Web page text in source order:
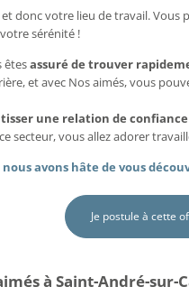
donc votre lieu de travail. Vous
sérénité !
êtesassuré de trouver
et avec Nos aimés, vous
une relation de
secteur, vous allez adorer
avons hâte de vous
Je postule à cette
à Saint-André-sur-